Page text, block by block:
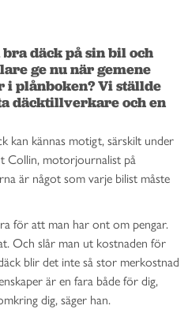
däck på sin bil och
ge nu när gemene
i plånboken? Vi ställde
däcktillverkare och en
kan kännas motigt, särskilt under
Collin, motorjournalist på
är något som varje bilist måste
för att man har ont om pengar.
Och slår man ut kostnaden för
blir det inte så stor merkostnad
är en fara både för dig,
dig, säger han.